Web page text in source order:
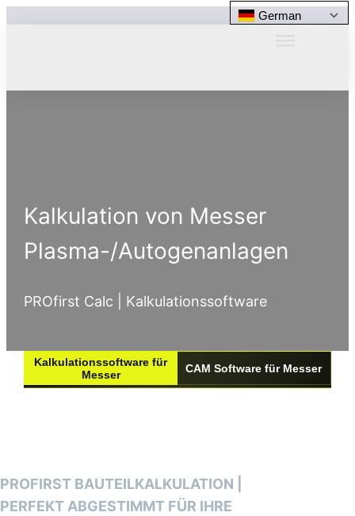
German
Kalkulation von Messer
Plasma-/Autogenanlagen
PROfirst Calc | Kalkulationssoftware
Kalkulationssoftware für
Messer
CAM Software für Messer
PROFIRST BAUTEILKALKULATION |
PERFEKT ABGESTIMMT FÜR IHRE